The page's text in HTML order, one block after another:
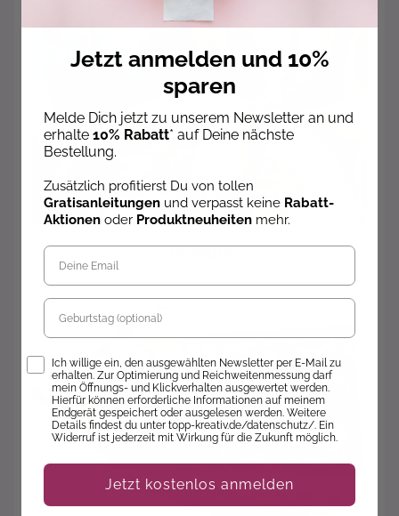
Rezepte
Jetzt anmelden und 10%
sparen
Melde Dich jetzt zu unserem Newsletter an und
erhalte 10% Rabatt* auf Deine nächste
Bestellung.
Zusätzlich profitierst Du von tollen
Gratisanleitungen und verpasst keine Rabatt-
Aktionen oder Produktneuheiten mehr.
Geburtstag
Opt-InIch willige ein, den ausgewählten Newsletter per E-Mail zu
erhalten. Zur Optimierung und Reichweitenmessung darf
mein Öffnungs- und Klickverhalten ausgewertet werden.
Hierfür können erforderliche Informationen auf meinem
Endgerät gespeichert oder ausgelesen werden. Weitere
Details findest du unter topp-kreativ.de/datenschutz/. Ein
Widerruf ist jederzeit mit Wirkung für die Zukunft möglich.
Jetzt kostenlos anmelden